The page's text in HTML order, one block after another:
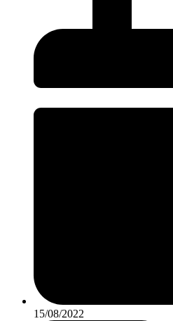
15/08/2022